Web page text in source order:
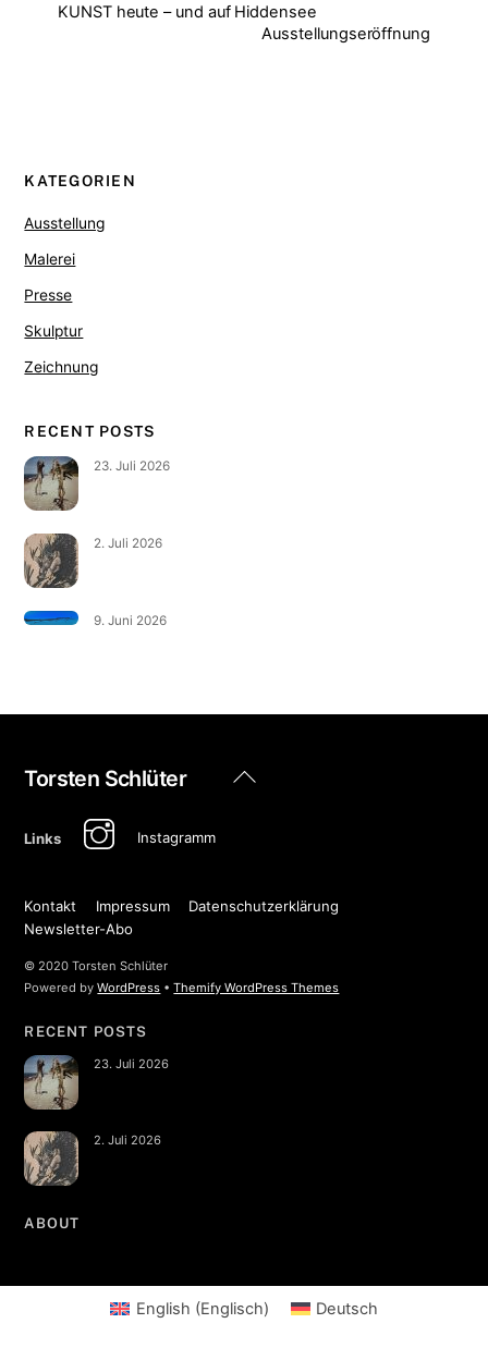
KUNST heute – und auf Hiddensee
Ausstellungseröffnung
KATEGORIEN
Ausstellung
Malerei
Presse
Skulptur
Zeichnung
RECENT POSTS
23. Juli 2026
2. Juli 2026
9. Juni 2026
Back
Torsten Schlüter
Links Instagramm
Kontakt Impressum
Datenschutzerklärung
Newsletter-Abo
© 2020 Torsten Schlüter
Powered byWordPress •Themify WordPress Themes
RECENT POSTS
23. Juli 2026
2. Juli 2026
ABOUT
English (Englisch) Deutsch